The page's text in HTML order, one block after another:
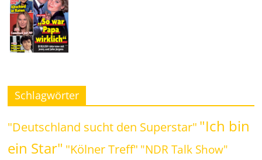
Schlagwörter
"Deutschland sucht den Superstar" "Ich bin
ein Star" "Kölner Treff" "NDR Talk Show"